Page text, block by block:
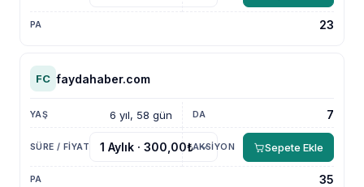
23
FC faydahaber.com
6 yıl, 58 gün 7
35
Sepete Ekle